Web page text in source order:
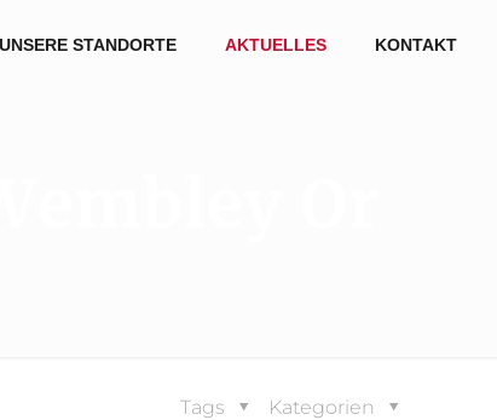
UNSERE STANDORTE AKTUELLES KONTAKT
Kategorien
Tags